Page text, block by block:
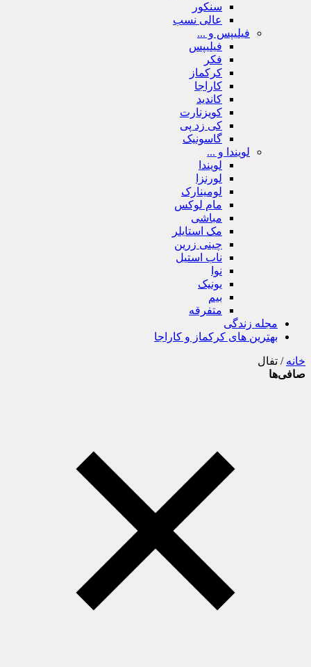
سنکور
عالی نسب
فیلیپس و ...
فیلیپس
فکر
کرکماز
کاراجا
کاندید
کویزنارت
کی زد پی
گاسونیک
لویندا و ...
لویندا
لورنزا
لومینارک
مام لوکس
مباشی
مک استایلر
چینی زرین
ناب استیل
نوا
یونیک
بیم
متفرقه
مجله زندگی
بهترین های کرکماز و کاراجا
خانه / تفال
صافی‌ها